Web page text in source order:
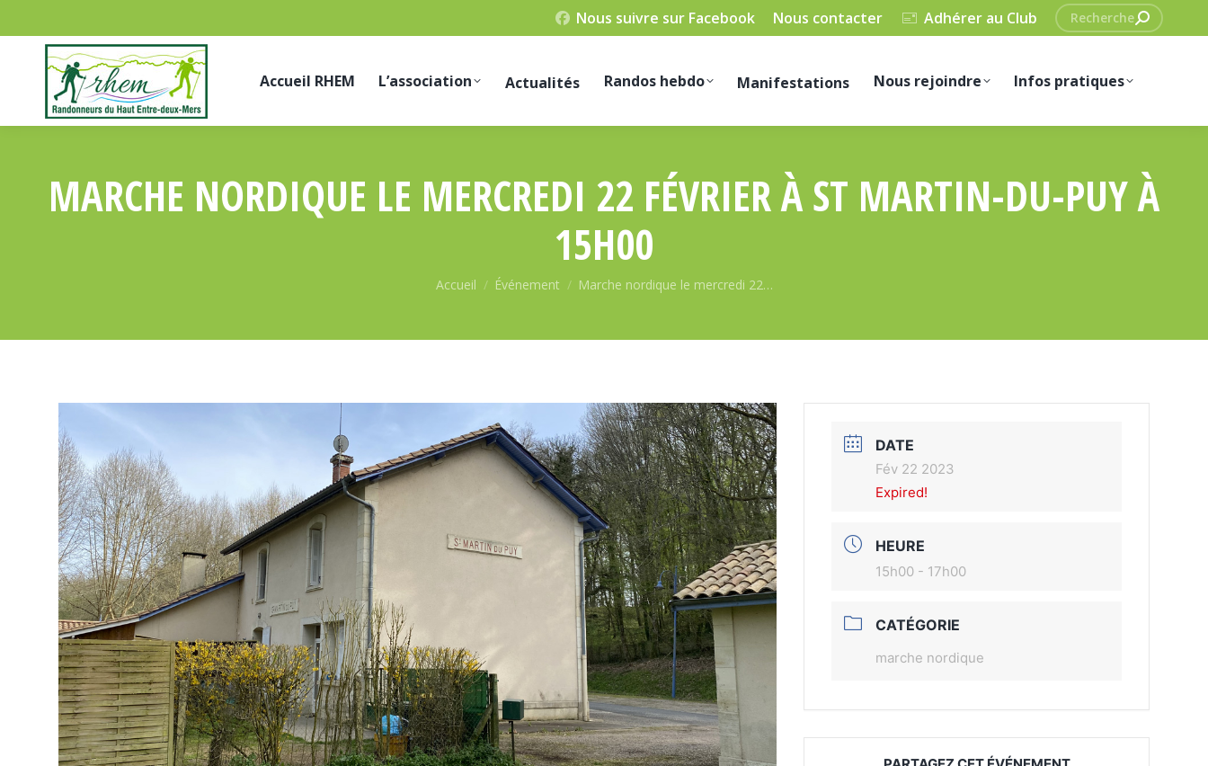
Nous suivre sur Facebook Nous contacter Adhérer au Club
Recherche
:
Accueil RHEM L’association Actualités Randos hebdo Manifestations Nous rejoindre Infos pratiques
MARCHE NORDIQUE LE MERCREDI 22 FÉVRIER À ST MARTIN-DU-PUY À
15H00
Vous êtes ici :
Accueil Événement Marche nordique le mercredi 22…
DATE
Fév 22 2023
Expired!
HEURE
15h00 - 17h00
CATÉGORIE
marche nordique